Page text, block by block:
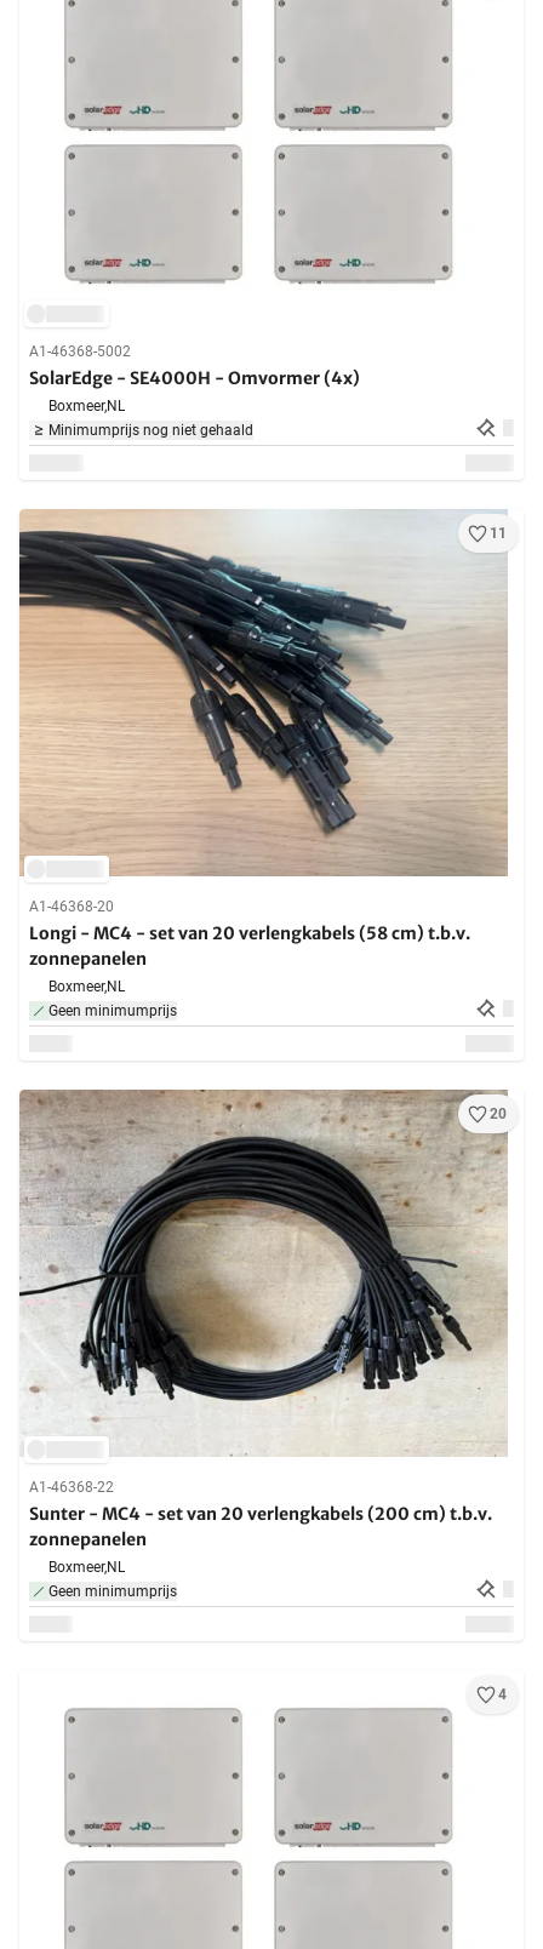
A1-46368-5002
SolarEdge - SE4000H - Omvormer (4x)
Boxmeer,NL
Minimumprijs nog niet gehaald
11
A1-46368-20
Longi - MC4 - set van 20 verlengkabels (58 cm) t.b.v.
zonnepanelen
Boxmeer,NL
Geen minimumprijs
20
A1-46368-22
Sunter - MC4 - set van 20 verlengkabels (200 cm) t.b.v.
zonnepanelen
Boxmeer,NL
Geen minimumprijs
4